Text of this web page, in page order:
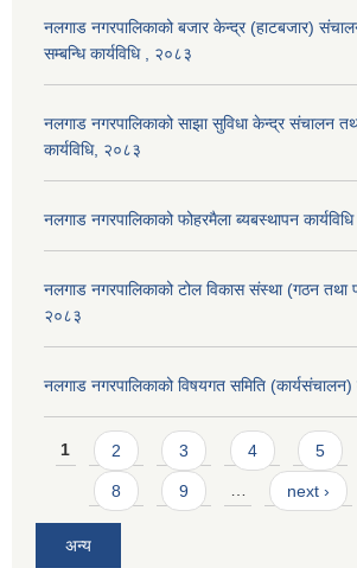
नलगाड नगरपालिकाको बजार केन्द्र (हाटबजार)
सम्बन्धि कार्यविधि , २०८३
नलगाड नगरपालिकाको साझा सुविधा केन्द्र संचालन
कार्यविधि, २०८३
नलगाड नगरपालिकाको फोहरमैला ब्यबस्थापन
नलगाड नगरपालिकाको टोल विकास संस्था (गठन तथा
२०८३
नलगाड नगरपालिकाको विषयगत समिति (कार्यसंचालन)
Pages
1 2 3 4 5
8 9 … next ›
अन्य